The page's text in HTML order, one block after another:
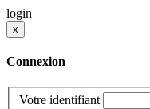
login
x
Connexion
Votre identifiant